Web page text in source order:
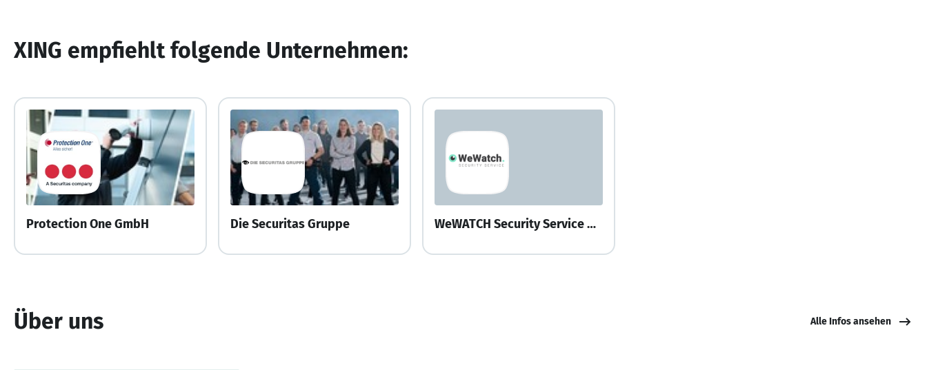
XING empfiehlt folgende Unternehmen:
Protection One GmbH Die Securitas Gruppe WeWATCH Security Service GmbH
Über uns Alle Infos ansehen